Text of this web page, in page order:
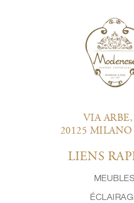
VIA ARBE,
20125 MILANO
LIENS
MEUBLES